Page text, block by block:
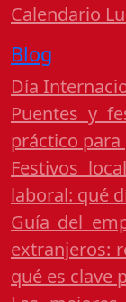
Calendario
Blog
Día
Puentes y
práctico
Festivos
laboral: qué
Guía del
extranjeros:
qué es clave